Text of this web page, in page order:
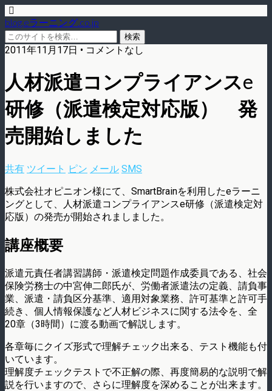
blog.eラーニング.co.jp
2011年11月17日 • コメントなし
人材派遣コンプライアンスe
研修（派遣検定対応版） 発
売開始しました
共有 ツイート ピン メール SMS
株式会社オピニオン様にて、SmartBrainを利用したeラーニ
ングとして、人材派遣コンプライアンスe研修（派遣検定対
応版）の発売が開始されましました。
講座概要
派遣元責任者講習講師・派遣検定問題作成委員である、社会
保険労務士の中宮伸二郎氏が、労働者派遣法の定義、請負事
業、派遣・請負区分基準、適用対象業務、許可基準と許可手
続き、個人情報保護など人材ビジネスに関する法令を、全
20章（3時間）に渡る動画で解説します。
各章毎にクイズ形式で理解チェック出来る、テスト機能も付
いています。
理解度チェックテストで不正解の際、再度簡易的な説明で解
説を行いますので、さらに理解度を深めることが出来ます。